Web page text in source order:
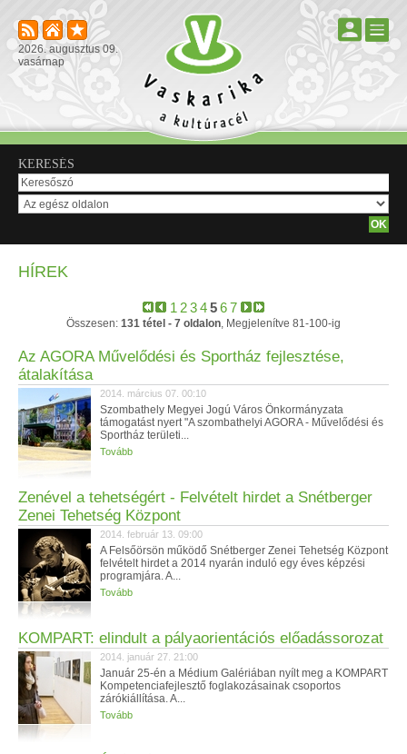
2026. augusztus 09.
vasárnap
KERESÉS
HÍREK
1 234567
Összesen: 131 tétel - 7 oldalon, Megjelenítve 81-100-ig
Az AGORA Művelődési és Sportház fejlesztése,
átalakítása
2014. március 07. 00:10
Szombathely Megyei Jogú Város Önkormányzata
támogatást nyert "A szombathelyi AGORA - Művelődési és
Sportház területi...
Tovább
Zenével a tehetségért - Felvételt hirdet a Snétberger
Zenei Tehetség Központ
2014. február 13. 09:00
A Felsőörsön működő Snétberger Zenei Tehetség Központ
felvételt hirdet a 2014 nyarán induló egy éves képzési
programjára. A...
Tovább
KOMPART: elindult a pályaorientációs előadássorozat
2014. január 27. 21:00
Január 25-én a Médium Galériában nyílt meg a KOMPART
Kompetenciafejlesztő foglakozásainak csoportos
zárókiállítása. A...
Tovább